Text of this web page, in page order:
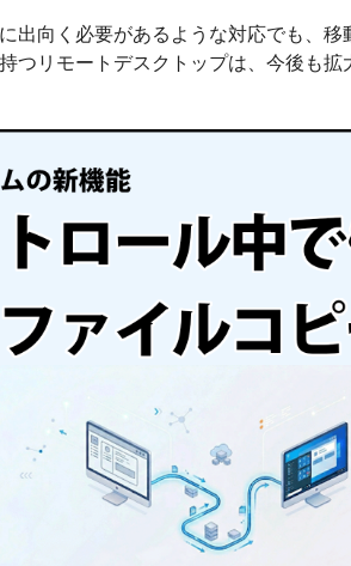
出向く必要があるような対応でも、移
つリモートデスクトップは、今後も拡